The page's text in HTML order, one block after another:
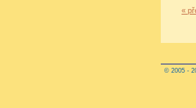
«
© 2005 -